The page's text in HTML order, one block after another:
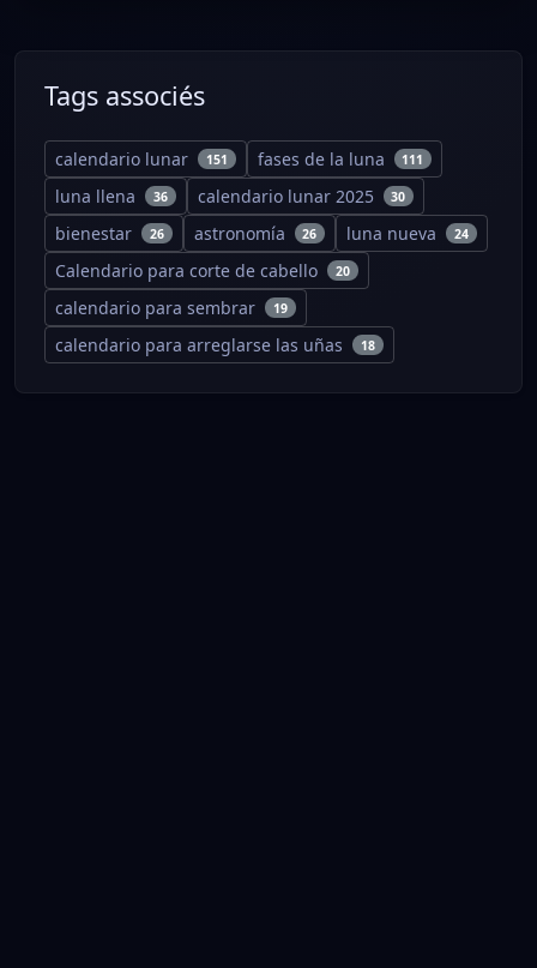
Tags associés
calendario lunar 151 fases de la luna 111
luna llena 36 calendario lunar 2025 30
bienestar 26 astronomía 26 luna nueva 24
Calendario para corte de cabello 20
calendario para sembrar 19
calendario para arreglarse las uñas 18